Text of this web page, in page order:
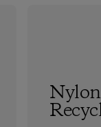
Nylon